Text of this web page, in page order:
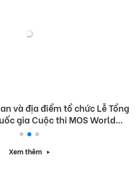
và địa điểm tổ chức Lễ Tổng
gia Cuộc thi MOS World
Xem thêm